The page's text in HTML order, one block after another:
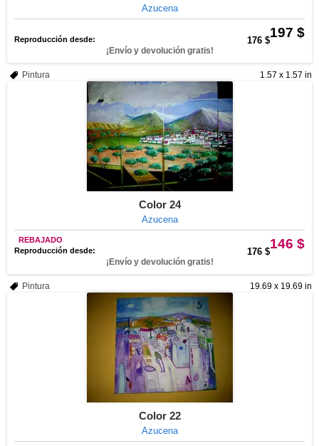
Azucena
197 $
Reproducción desde: 176 $
¡Envío y devolución gratis!
1.57 x 1.57 in
Pintura
Color 24
Azucena
146 $
REBAJADO
Reproducción desde:
176 $
¡Envío y devolución gratis!
19.69 x 19.69 in
Pintura
Color 22
Azucena